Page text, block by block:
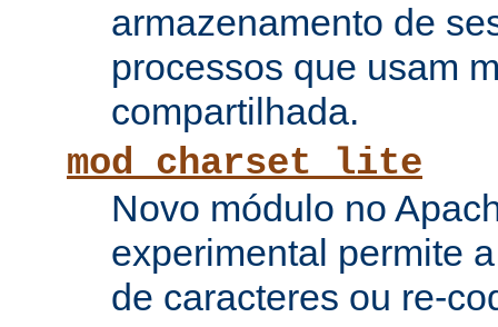
armazenamento de
processos que usam
compartilhada.
mod_charset_lite
Novo módulo no
experimental permite
de caracteres ou re-